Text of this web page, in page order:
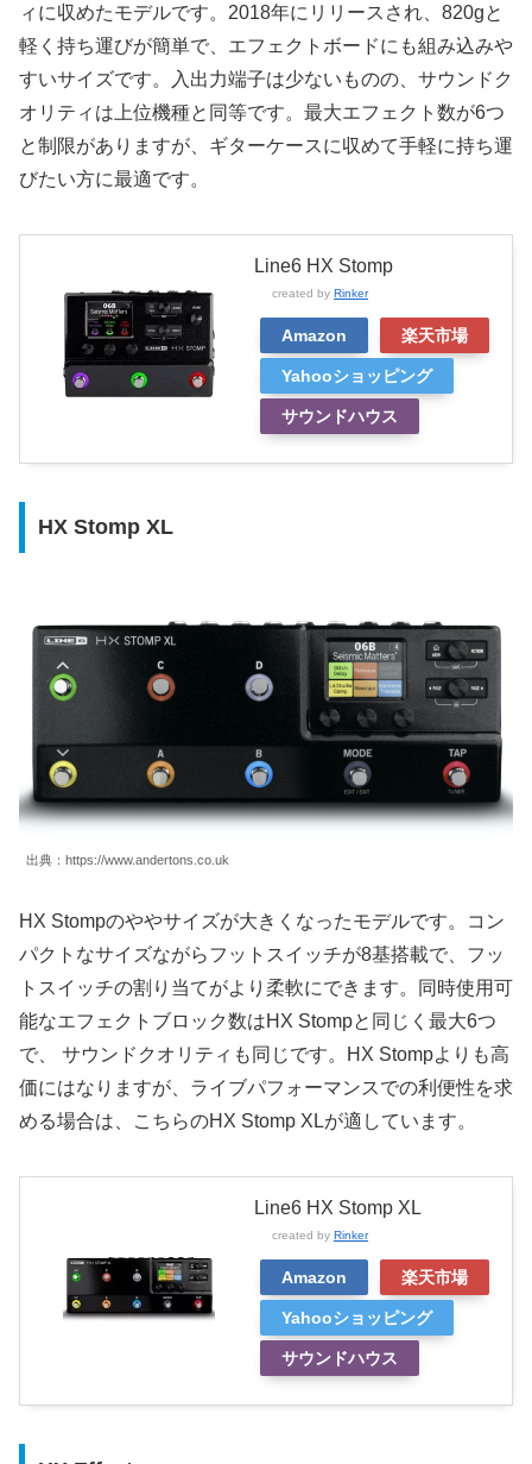
ィに収めたモデルです。2018年にリリースされ、820gと
軽く持ち運びが簡単で、エフェクトボードにも組み込みや
すいサイズです。入出力端子は少ないものの、サウンドク
オリティは上位機種と同等です。最大エフェクト数が6つ
と制限がありますが、ギターケースに収めて手軽に持ち運
びたい方に最適です。
Line6 HX Stomp
created by Rinker
Amazon 楽天市場
Yahooショッピング
サウンドハウス
HX Stomp XL
出典：https://www.andertons.co.uk
HX Stompのややサイズが大きくなったモデルです。コン
パクトなサイズながらフットスイッチが8基搭載で、フッ
トスイッチの割り当てがより柔軟にできます。同時使用可
能なエフェクトブロック数はHX Stompと同じく最大6つ
で、 サウンドクオリティも同じです。HX Stompよりも高
価にはなりますが、ライブパフォーマンスでの利便性を求
める場合は、こちらのHX Stomp XLが適しています。
Line6 HX Stomp XL
created by Rinker
Amazon 楽天市場
Yahooショッピング
サウンドハウス